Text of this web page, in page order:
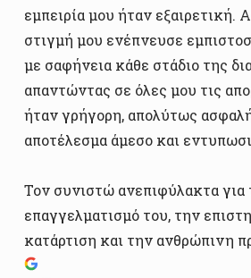
εμπειρία μου ήταν εξαιρετική.
στιγμή μου ενέπνευσε
με σαφήνεια κάθε στάδιο της
απαντώντας σε όλες μου τις
ήταν γρήγορη, απολύτως
αποτέλεσμα άμεσο και
Τον συνιστώ ανεπιφύλακτα για
επαγγελματισμό του, την
κατάρτιση και την ανθρώπινη